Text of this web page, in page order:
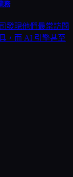
務
發現他們最常訪問
，而 AI 引擎甚至